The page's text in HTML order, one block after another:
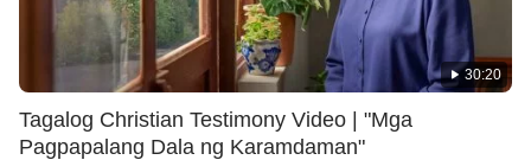
30:20
Tagalog Christian Testimony Video | "Mga
Pagpapalang Dala ng Karamdaman"